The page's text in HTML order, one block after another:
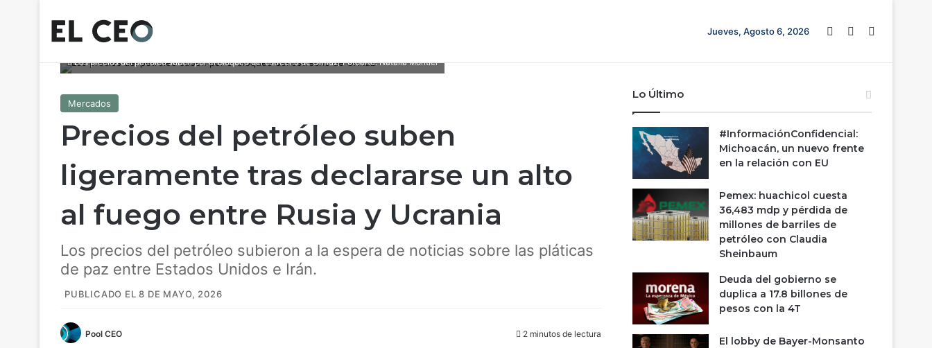
Jueves, Agosto 6, 2026 Barra lateral
Switch skin
Los precios del petróleo suben por el bloqueo del estrecho de Ormuz/ Fotoarte: Natalia Montiel
Mercados
Precios del petróleo suben
ligeramente tras declararse un alto
al fuego entre Rusia y Ucrania
Los precios del petróleo subieron a la espera de noticias sobre las pláticas
de paz entre Estados Unidos e Irán.
PUBLICADO EL 8 DE MAYO, 2026
Pool CEO 2 minutos de lectura
Lo Último
#InformaciónConfidencial:
Michoacán, un nuevo frente
en la relación con EU
Pemex: huachicol cuesta
36,483 mdp y pérdida de
millones de barriles de
petróleo con Claudia
Sheinbaum
Deuda del gobierno se
duplica a 17.8 billones de
pesos con la 4T
El lobby de Bayer-Monsanto